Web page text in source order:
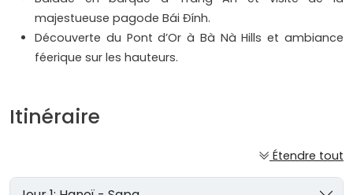
majestueuse pagode Bái Đính.
Découverte du Pont d’Or à Bà Nà Hills et ambiance
féerique sur les hauteurs.
Itinéraire
Étendre tout